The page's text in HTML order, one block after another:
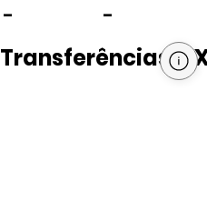
Transferências
- -